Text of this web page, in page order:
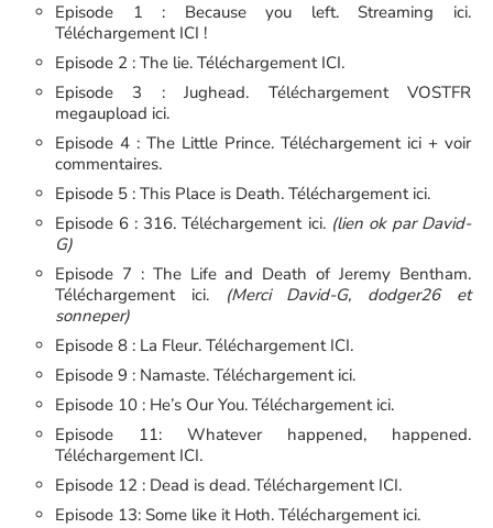
Episode 1 : Because you left. Streaming ici.
Téléchargement ICI !
Episode 2 : The lie. Téléchargement ICI.
Episode 3 : Jughead. Téléchargement VOSTFR
megaupload ici.
Episode 4 : The Little Prince. Téléchargement ici + voir
commentaires.
Episode 5 : This Place is Death. Téléchargement ici.
Episode 6 : 316. Téléchargement ici. (lien ok par David-
G)
Episode 7 : The Life and Death of Jeremy Bentham.
Téléchargement ici.
(Merci David-G, dodger26 et
sonneper)
Episode 8 : La Fleur. Téléchargement ICI.
Episode 9 : Namaste. Téléchargement ici.
Episode 10 : He’s Our You. Téléchargement ici.
Episode 11: Whatever happened, happened.
Téléchargement ICI.
Episode 12 : Dead is dead. Téléchargement ICI.
Episode 13: Some like it Hoth. Téléchargement ici.